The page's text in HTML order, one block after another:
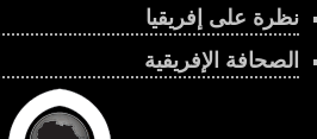
نظرة على إفريقيا
الصحافة الإفريقية